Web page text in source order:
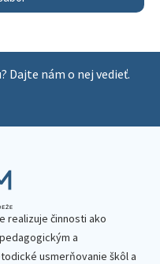
Dajte nám o nej vedieť.
realizuje činnosti ako
a
usmerňovanie škôl a